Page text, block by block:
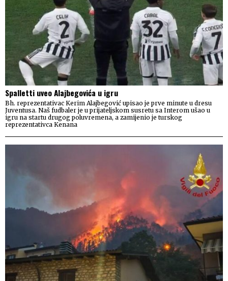
Spalletti uveo Alajbegovića u igru
Bh. reprezentativac Kerim Alajbegović upisao je prve minute u dresu
Juventusa. Naš fudbaler je u prijateljskom susretu sa Interom ušao u
igru na startu drugog poluvremena, a zamijenio je turskog
reprezentativca Kenana